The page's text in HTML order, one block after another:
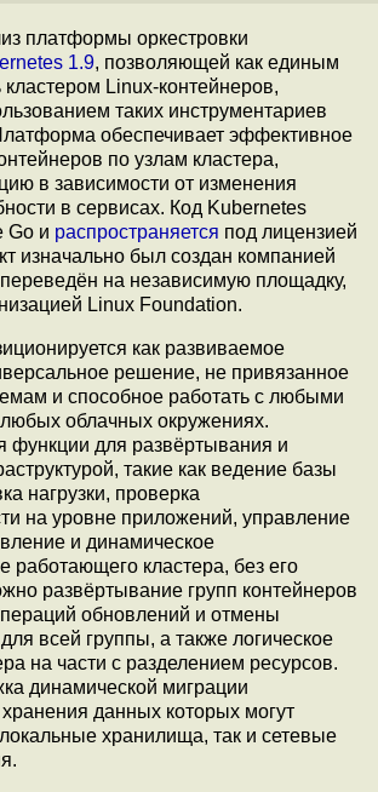
платформы оркестровки
1.9, позволяющей как единым
Linux-контейнеров,
таких инструментариев
обеспечивает эффективное
по узлам кластера,
в зависимости от изменения
в сервисах. Код Kubernetes
Go и распространяется под лицензией
изначально был создан компанией
на независимую площадку,
Linux Foundation.
как развиваемое
решение, не привязанное
и способное работать с любыми
облачных окружениях.
функции для развёртывания и
такие как ведение базы
нагрузки, проверка
на уровне приложений, управление
и динамическое
работающего кластера, без его
развёртывание групп контейнеров
обновлений и отмены
всей группы, а также логическое
на части с разделением ресурсов.
динамической миграции
данных которых могут
хранилища, так и сетевые